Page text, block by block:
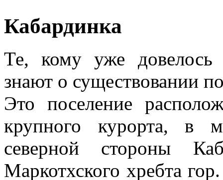
Кабардинка
Те, кому уже довелось
знают о существовании
Это поселение
крупного курорта, в
северной стороны
Маркотхского хребта